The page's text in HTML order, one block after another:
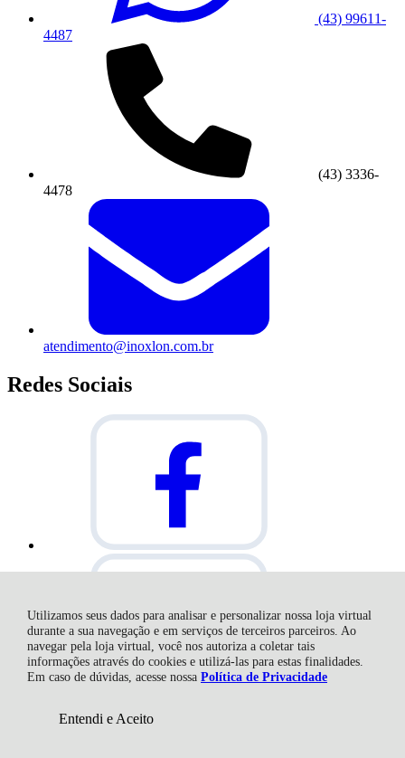
Utilizamos seus dados para analisar e personalizar nossa loja virtual
durante a sua navegação e em serviços de terceiros parceiros. Ao
navegar pela loja virtual, você nos autoriza a coletar tais
informações através do cookies e utilizá-las para estas finalidades.
Em caso de dúvidas, acesse nossa Política de Privacidade
Entendi e Aceito
(43) 99611-
4487
(43) 3336-
4478
atendimento@inoxlon.com.br
Redes Sociais